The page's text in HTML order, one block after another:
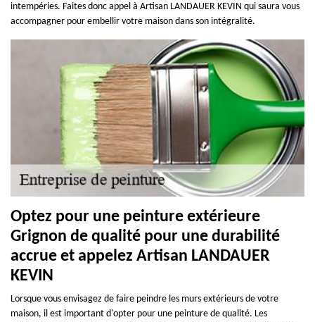
intempéries. Faites donc appel à Artisan LANDAUER KEVIN qui saura vous
accompagner pour embellir votre maison dans son intégralité.
Optez pour une peinture extérieure
Grignon de qualité pour une durabilité
accrue et appelez Artisan LANDAUER
KEVIN
Lorsque vous envisagez de faire peindre les murs extérieurs de votre
maison, il est important d'opter pour une peinture de qualité. Les